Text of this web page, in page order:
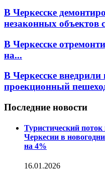
В Черкесске
незаконных объектов
В Черкесске
на...
В Черкесске внедрили
проекционный
Последние новости
Туристический
Черкесии в
на 4%
16.01.2026